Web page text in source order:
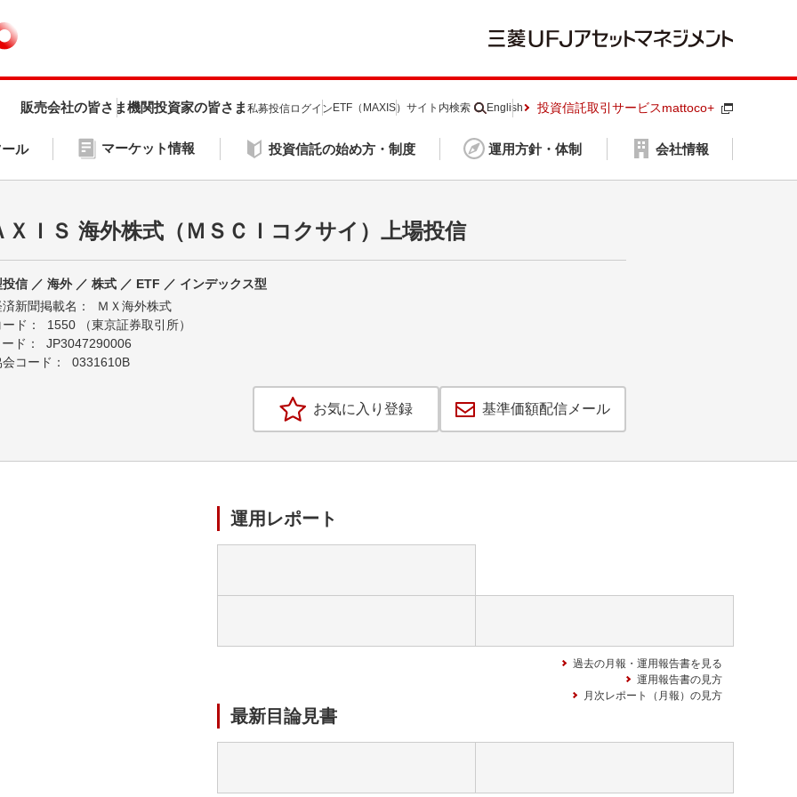
ル マーケット情報 投資信託の始め方・制度 運用方針・体制 会社情報
販売会社の皆さま機関投資家の皆さま 私募投信ログイン ETF（MAXIS） サイト内検索 English 投資信託取引サービスmattoco+
ＸＩＳ 海外株式（ＭＳＣＩコクサイ）上場投信
信 ／ 海外 ／ 株式 ／ ETF ／ インデックス型
新聞掲載名：
ＭＸ海外株式
ド：
1550 （東京証券取引所）
ド：
JP3047290006
コード：
0331610B
お気に入り登録 基準価額配信メール
運用レポート
過去の月報・運用報告書を見る
運用報告書の見方
月次レポート（月報）の見方
最新目論見書